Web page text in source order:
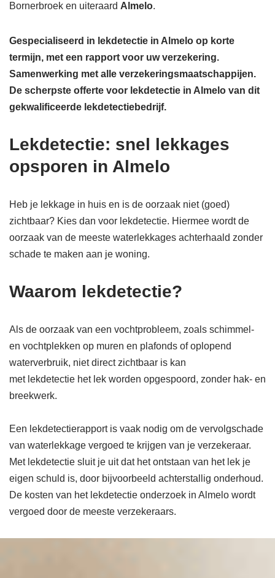
Bornerbroek en uiteraard Almelo.
Gespecialiseerd in lekdetectie in Almelo op korte
termijn, met een rapport voor uw verzekering.
Samenwerking met alle verzekeringsmaatschappijen.
De scherpste offerte voor lekdetectie in Almelo van dit
gekwalificeerde lekdetectiebedrijf.
Lekdetectie: snel lekkages
opsporen in Almelo
Heb je lekkage in huis en is de oorzaak niet (goed)
zichtbaar? Kies dan voor lekdetectie. Hiermee wordt de
oorzaak van de meeste waterlekkages achterhaald zonder
schade te maken aan je woning.
Waarom lekdetectie?
Als de oorzaak van een vochtprobleem, zoals schimmel-
en vochtplekken op muren en plafonds of oplopend
waterverbruik, niet direct zichtbaar is kan
met lekdetectie het lek worden opgespoord, zonder hak- en
breekwerk.
Een lekdetectierapport is vaak nodig om de vervolgschade
van waterlekkage vergoed te krijgen van je verzekeraar.
Met lekdetectie sluit je uit dat het ontstaan van het lek je
eigen schuld is, door bijvoorbeeld achterstallig onderhoud.
De kosten van het lekdetectie onderzoek in Almelo wordt
vergoed door de meeste verzekeraars.